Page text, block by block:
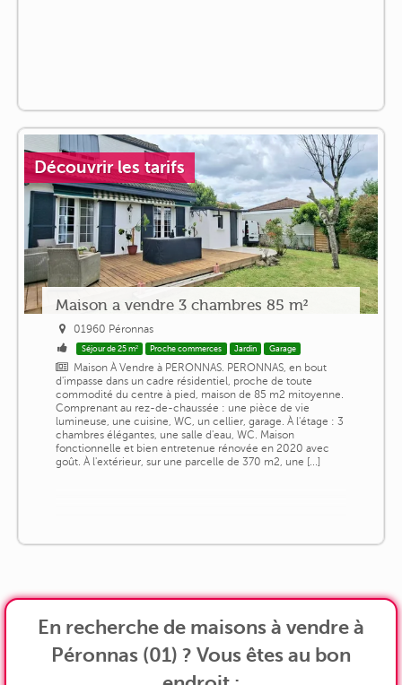
Découvrir les tarifs
Maison a vendre 3 chambres 85 m²
01960 Péronnas
Séjour de 25 m² Proche commerces Jardin Garage
Maison À Vendre à PERONNAS. PERONNAS, en bout
d'impasse dans un cadre résidentiel, proche de toute
commodité du centre à pied, maison de 85 m2 mitoyenne.
Comprenant au rez-de-chaussée : une pièce de vie
lumineuse, une cuisine, WC, un cellier, garage. À l'étage : 3
chambres élégantes, une salle d'eau, WC. Maison
fonctionnelle et bien entretenue rénovée en 2020 avec
goût. À l'extérieur, sur une parcelle de 370 m2, une [...]
En recherche de maisons à vendre à
Péronnas (01) ? Vous êtes au bon